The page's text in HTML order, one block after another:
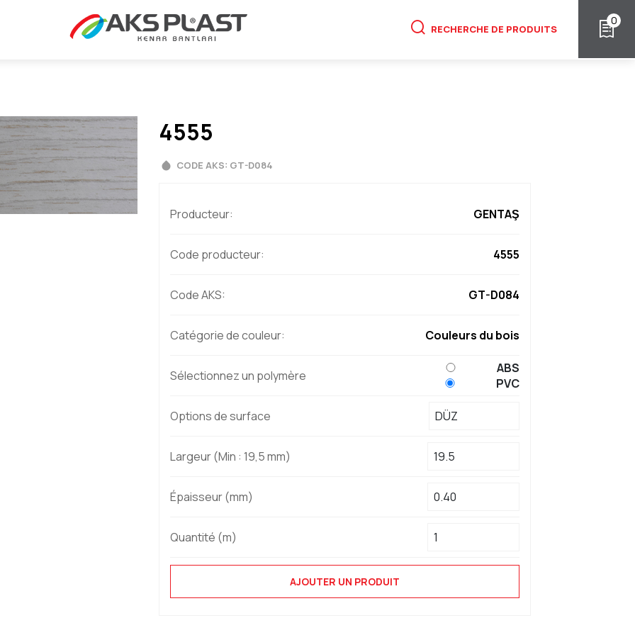
RECHERCHE DE PRODUITS
0
4555
CODE AKS: GT-D084
Producteur: GENTAŞ
Code producteur: 4555
Code AKS: GT-D084
Catégorie de couleur: Couleurs du bois
Sélectionnez un polymère
ABS
PVC
Options de surface
Largeur (Min : 19,5 mm)
Épaisseur (mm)
Quantité (m)
AJOUTER UN PRODUIT